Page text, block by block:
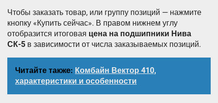
Чтобы заказать товар, или группу позиций — нажмите
кнопку «Купить сейчас». В правом нижнем углу
отобразится итоговая цена на подшипники Нива
СК-5 в зависимости от числа заказываемых позиций.
Читайте также: Комбайн Вектор 410,
характеристики и особенности